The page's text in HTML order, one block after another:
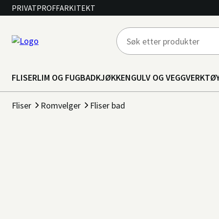
PRIVATPROFFARKITEKT
FLISERLIM OG FUGBADKJØKKENGULV OG VEGG
Fliser Romvelger Fliser bad